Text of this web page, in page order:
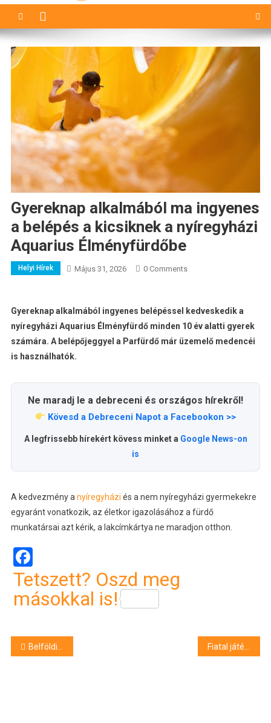
Gyereknap alkalmából ma ingyenes
a belépés a kicsiknek a nyíregyházi
Aquarius Élményfürdőbe
Helyi Hírek Május 31, 2026 0 Comments
Gyereknap alkalmából ingyenes belépéssel kedveskedik a
nyíregyházi Aquarius Élményfürdő minden 10 év alatti gyerek
számára. A belépőjeggyel a Parfürdő már üzemelő medencéi
is használhatók.
Ne maradj le a debreceni és országos hírekről!
Kövesd a Debreceni Napot a Facebookon >>
A legfrissebb hírekért kövess minket a Google News-on
is
A kedvezmény a nyíregyházi és a nem nyíregyházi gyermekekre
egyaránt vonatkozik, az életkor igazolásához a fürdő
munkatársai azt kérik, a lakcímkártya ne maradjon otthon.
Facebook
Tetszett? Oszd meg
másokkal is!
Bejegyzés
Belföldi nyaralás: Hajdúszoboszló a top 3-ban